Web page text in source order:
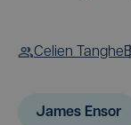
Celien Tanghe
James Ensor